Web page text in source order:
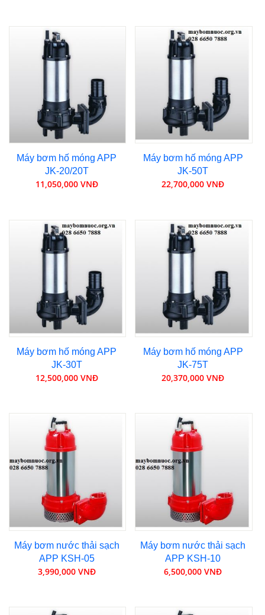
Máy bơm hố móng APP
JK-20/20T
11,050,000 VNĐ
Máy bơm hố móng APP
JK-50T
22,700,000 VNĐ
Máy bơm hố móng APP
JK-30T
12,500,000 VNĐ
Máy bơm hố móng APP
JK-75T
20,370,000 VNĐ
Máy bơm nước thải sạch
APP KSH-05
3,990,000 VNĐ
Máy bơm nước thải sạch
APP KSH-10
6,500,000 VNĐ